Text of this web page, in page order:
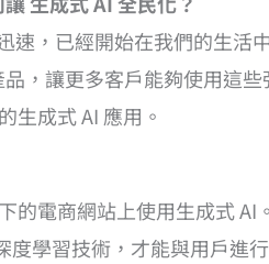
速，已經開始在我們的生活
品，讓更多客戶能夠使用這
生成式 AI 應用。
的電商網站上使用生成式
學習技術，才能與用戶進